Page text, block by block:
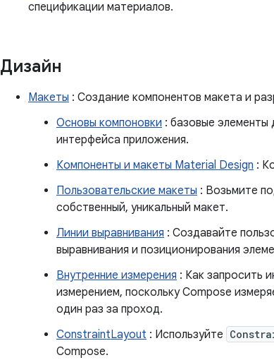
спецификации материалов.
Дизайн
Макеты : Создание компонентов макета и
Основы компоновки : базовые элементы
интерфейса приложения.
Компоненты и макеты Material Design :
Пользовательские макеты : Возьмите
собственный, уникальный макет.
Линии выравнивания : Создавайте
выравнивания и позиционирования
Внутренние измерения : Как запросить
измерением, поскольку Compose
один раз за проход.
ConstraintLayout : Используйте
Compose.